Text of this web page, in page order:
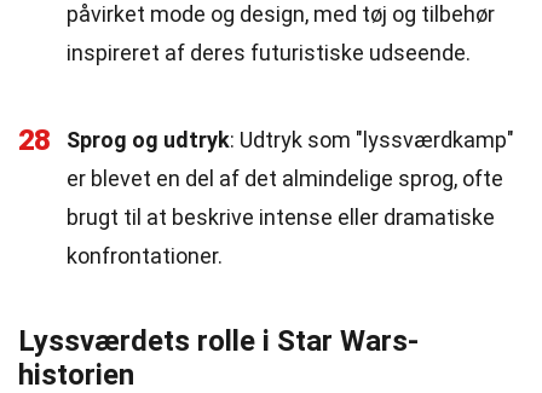
påvirket mode og design, med tøj og tilbehør
inspireret af deres futuristiske udseende.
28 Sprog og udtryk: Udtryk som "lyssværdkamp"
er blevet en del af det almindelige sprog, ofte
brugt til at beskrive intense eller dramatiske
konfrontationer.
Lyssværdets rolle i Star Wars-
historien